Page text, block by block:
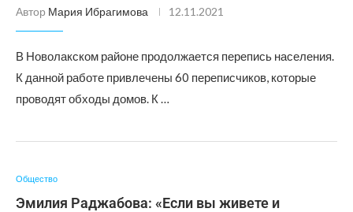
Автор Мария Ибрагимова 12.11.2021
В Новолакском районе продолжается перепись населения.
К данной работе привлечены 60 переписчиков, которые
проводят обходы домов. К …
Общество
Эмилия Раджабова: «Если вы живете и